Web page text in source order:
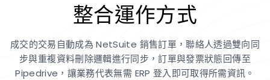
整合運作方式
成交的交易自動成為 NetSuite 銷售訂單，聯絡人透過雙向同
步與重複資料刪除邏輯進行同步，訂單與發票狀態回傳至
Pipedrive，讓業務代表無需 ERP 登入即可取得所需資訊。